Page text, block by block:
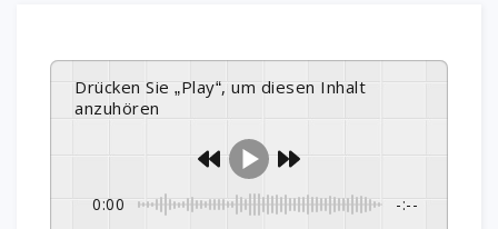
Drücken Sie „Play“, um diesen Inhalt
anzuhören
0:00 -:--